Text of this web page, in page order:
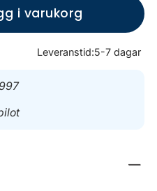
i varukorg
Leveranstid:5-7 dagar